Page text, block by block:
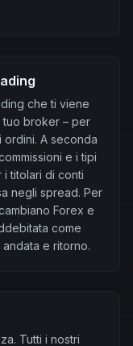
che ti viene
tuo broker – per
A seconda
e i tipi
i titolari di conti
negli spread. Per
Forex e
come
e ritorno.
Tutti i nostri